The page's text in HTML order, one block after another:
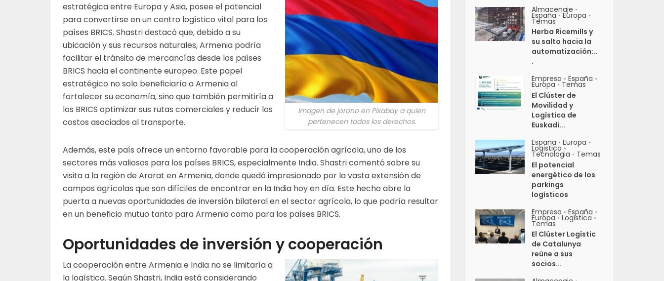
Imagen de jorono en Pixabay a quien
pertenecen todos los derechos.
estratégica entre Europa y Asia, posee el potencial
para convertirse en un centro logístico vital para los
países BRICS. Shastri destacó que, debido a su
ubicación y sus recursos naturales, Armenia podría
facilitar el tránsito de mercancías desde los países
BRICS hacia el continente europeo. Este papel
estratégico no solo beneficiaría a Armenia al
fortalecer su economía, sino que también permitiría a
los BRICS optimizar sus rutas comerciales y reducir los
costos asociados al transporte.
Además, este país ofrece un entorno favorable para la cooperación agrícola, uno de los
sectores más valiosos para los países BRICS, especialmente India. Shastri comentó sobre su
visita a la región de Ararat en Armenia, donde quedó impresionado por la vasta extensión de
campos agrícolas que son difíciles de encontrar en la India hoy en día. Este hecho abre la
puerta a nuevas oportunidades de inversión bilateral en el sector agrícola, lo que podría resultar
en un beneficio mutuo tanto para Armenia como para los países BRICS.
Oportunidades de inversión y cooperación
La cooperación entre Armenia e India no se limitaría a
la logística. Según Shastri, India está considerando
Almacenaje •
España • Europa •
Temas
Herba Ricemills y
su salto hacia la
automatización:..
.
Empresa • España •
Europa • Temas
El Clúster de
Movilidad y
Logística de
Euskadi...
España • Europa •
Logistica •
Tecnologia • Temas
El potencial
energético de los
parkings
logísticos
Empresa • España •
Europa • Logistica •
Temas
El Clúster Logístic
de Catalunya
reúne a sus
socios...